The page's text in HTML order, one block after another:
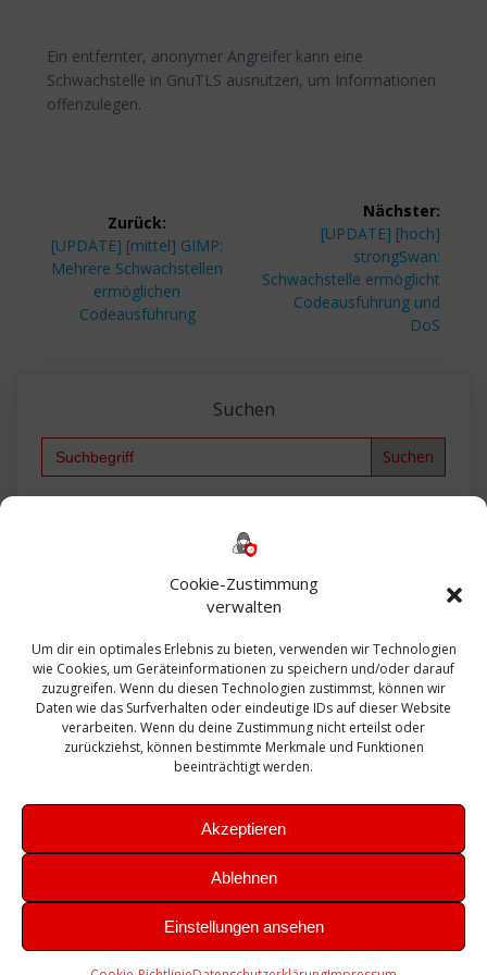
Cookie-Zustimmung
verwalten
Um dir ein optimales Erlebnis zu bieten, verwenden wir Technologien
wie Cookies, um Geräteinformationen zu speichern und/oder darauf
zuzugreifen. Wenn du diesen Technologien zustimmst, können wir
Daten wie das Surfverhalten oder eindeutige IDs auf dieser Website
verarbeiten. Wenn du deine Zustimmung nicht erteilst oder
zurückziehst, können bestimmte Merkmale und Funktionen
beeinträchtigt werden.
Akzeptieren
Ablehnen
Einstellungen ansehen
Ein entfernter, anonymer Angreifer kann eine
Schwachstelle in GnuTLS ausnutzen, um Informationen
offenzulegen.
Zurück:
Vorheriger
Beitrag:
[UPDATE] [mittel] GIMP:
Mehrere Schwachstellen
ermöglichen
Codeausführung
Nächster:
Nächster
Beitrag:
[UPDATE] [hoch]
strongSwan:
Schwachstelle ermöglicht
Codeausführung und
DoS
Suchen
Search
Bautagebuch
Exchange firewall Fritzbox
Microsoft
Sanierung SBS Security Server Sicherheit
Sicherung SIEM Sophos SSL Ubuntu
Update Upgrade UTM VCenter VCSA Veeam
VMWare VPN WAZUH Windows
Zertifikat
Theme